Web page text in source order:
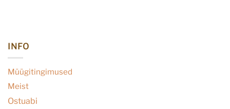
INFO
Müügitingimused
Meist
Ostuabi